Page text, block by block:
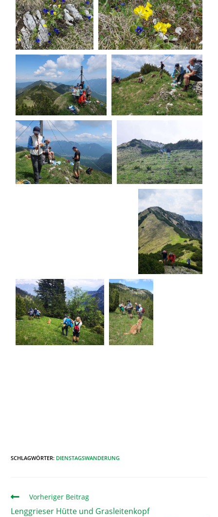
SCHLAGWÖRTER: DIENSTAGSWANDERUNG
Vorheriger Beitrag
Lenggrieser Hütte und Grasleitenkopf